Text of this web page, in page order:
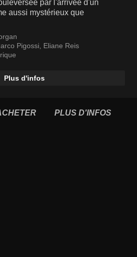
par l'arrivée d'un
aussi mystérieux que
Pigossi, Eliane Reis
Plus d'infos
PLUS D'INFOS